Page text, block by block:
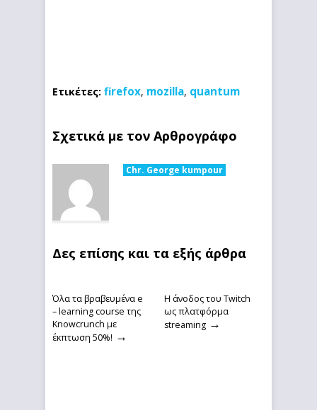
Ετικέτες: firefox, mozilla, quantum
Σχετικά με τον Αρθρογράφο
Chr. George kumpour
Δες επίσης και τα εξής άρθρα
Όλα τα βραβευμένα e
– learning course της
Knowcrunch με
έκπτωση 50%! →
Η άνοδος του Twitch
ως πλατφόρμα
streaming →